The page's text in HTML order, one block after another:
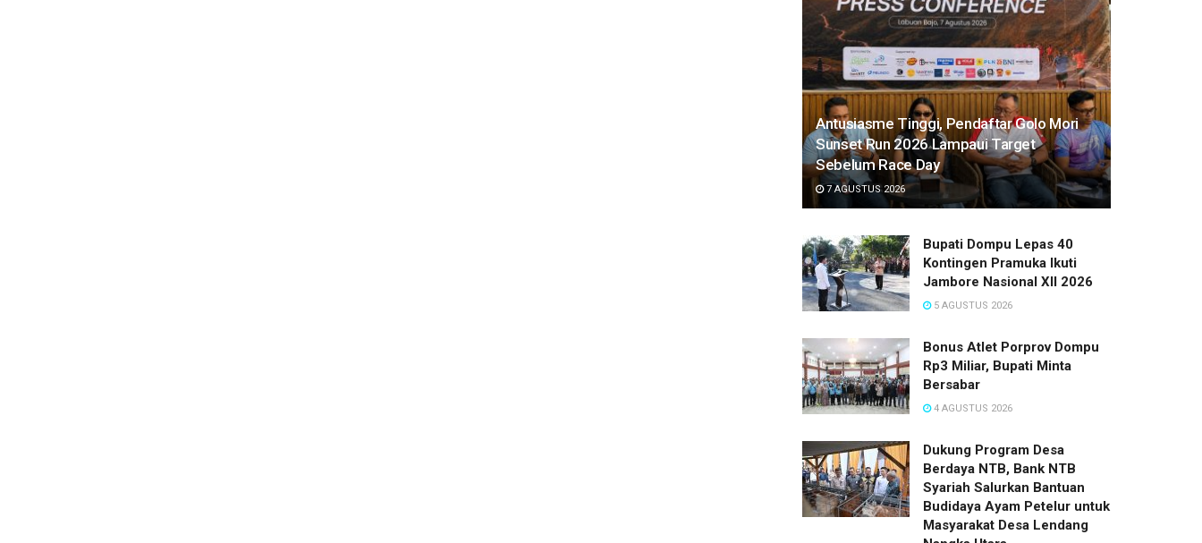
Antusiasme Tinggi, Pendaftar Golo Mori
Sunset Run 2026 Lampaui Target
Sebelum Race Day
7 AGUSTUS 2026
Bupati Dompu Lepas 40
Kontingen Pramuka Ikuti
Jambore Nasional XII 2026
5 AGUSTUS 2026
Bonus Atlet Porprov Dompu
Rp3 Miliar, Bupati Minta
Bersabar
4 AGUSTUS 2026
Dukung Program Desa
Berdaya NTB, Bank NTB
Syariah Salurkan Bantuan
Budidaya Ayam Petelur untuk
Masyarakat Desa Lendang